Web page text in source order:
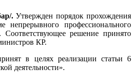
.Утвержден порядок прохождения
непрерывного профессионального
Соответствующее решение принято
КР.
в целях реализации статьи 6
деятельности».